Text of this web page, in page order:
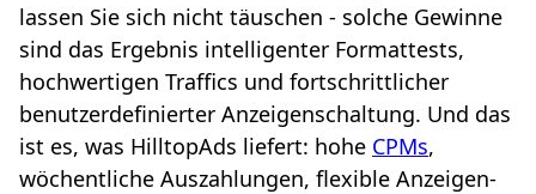
lassen Sie sich nicht täuschen - solche Gewinne
sind das Ergebnis intelligenter Formattests,
hochwertigen Traffics und fortschrittlicher
benutzerdefinierter Anzeigenschaltung. Und das
ist es, was HilltopAds liefert: hohe CPMs,
wöchentliche Auszahlungen, flexible Anzeigen-